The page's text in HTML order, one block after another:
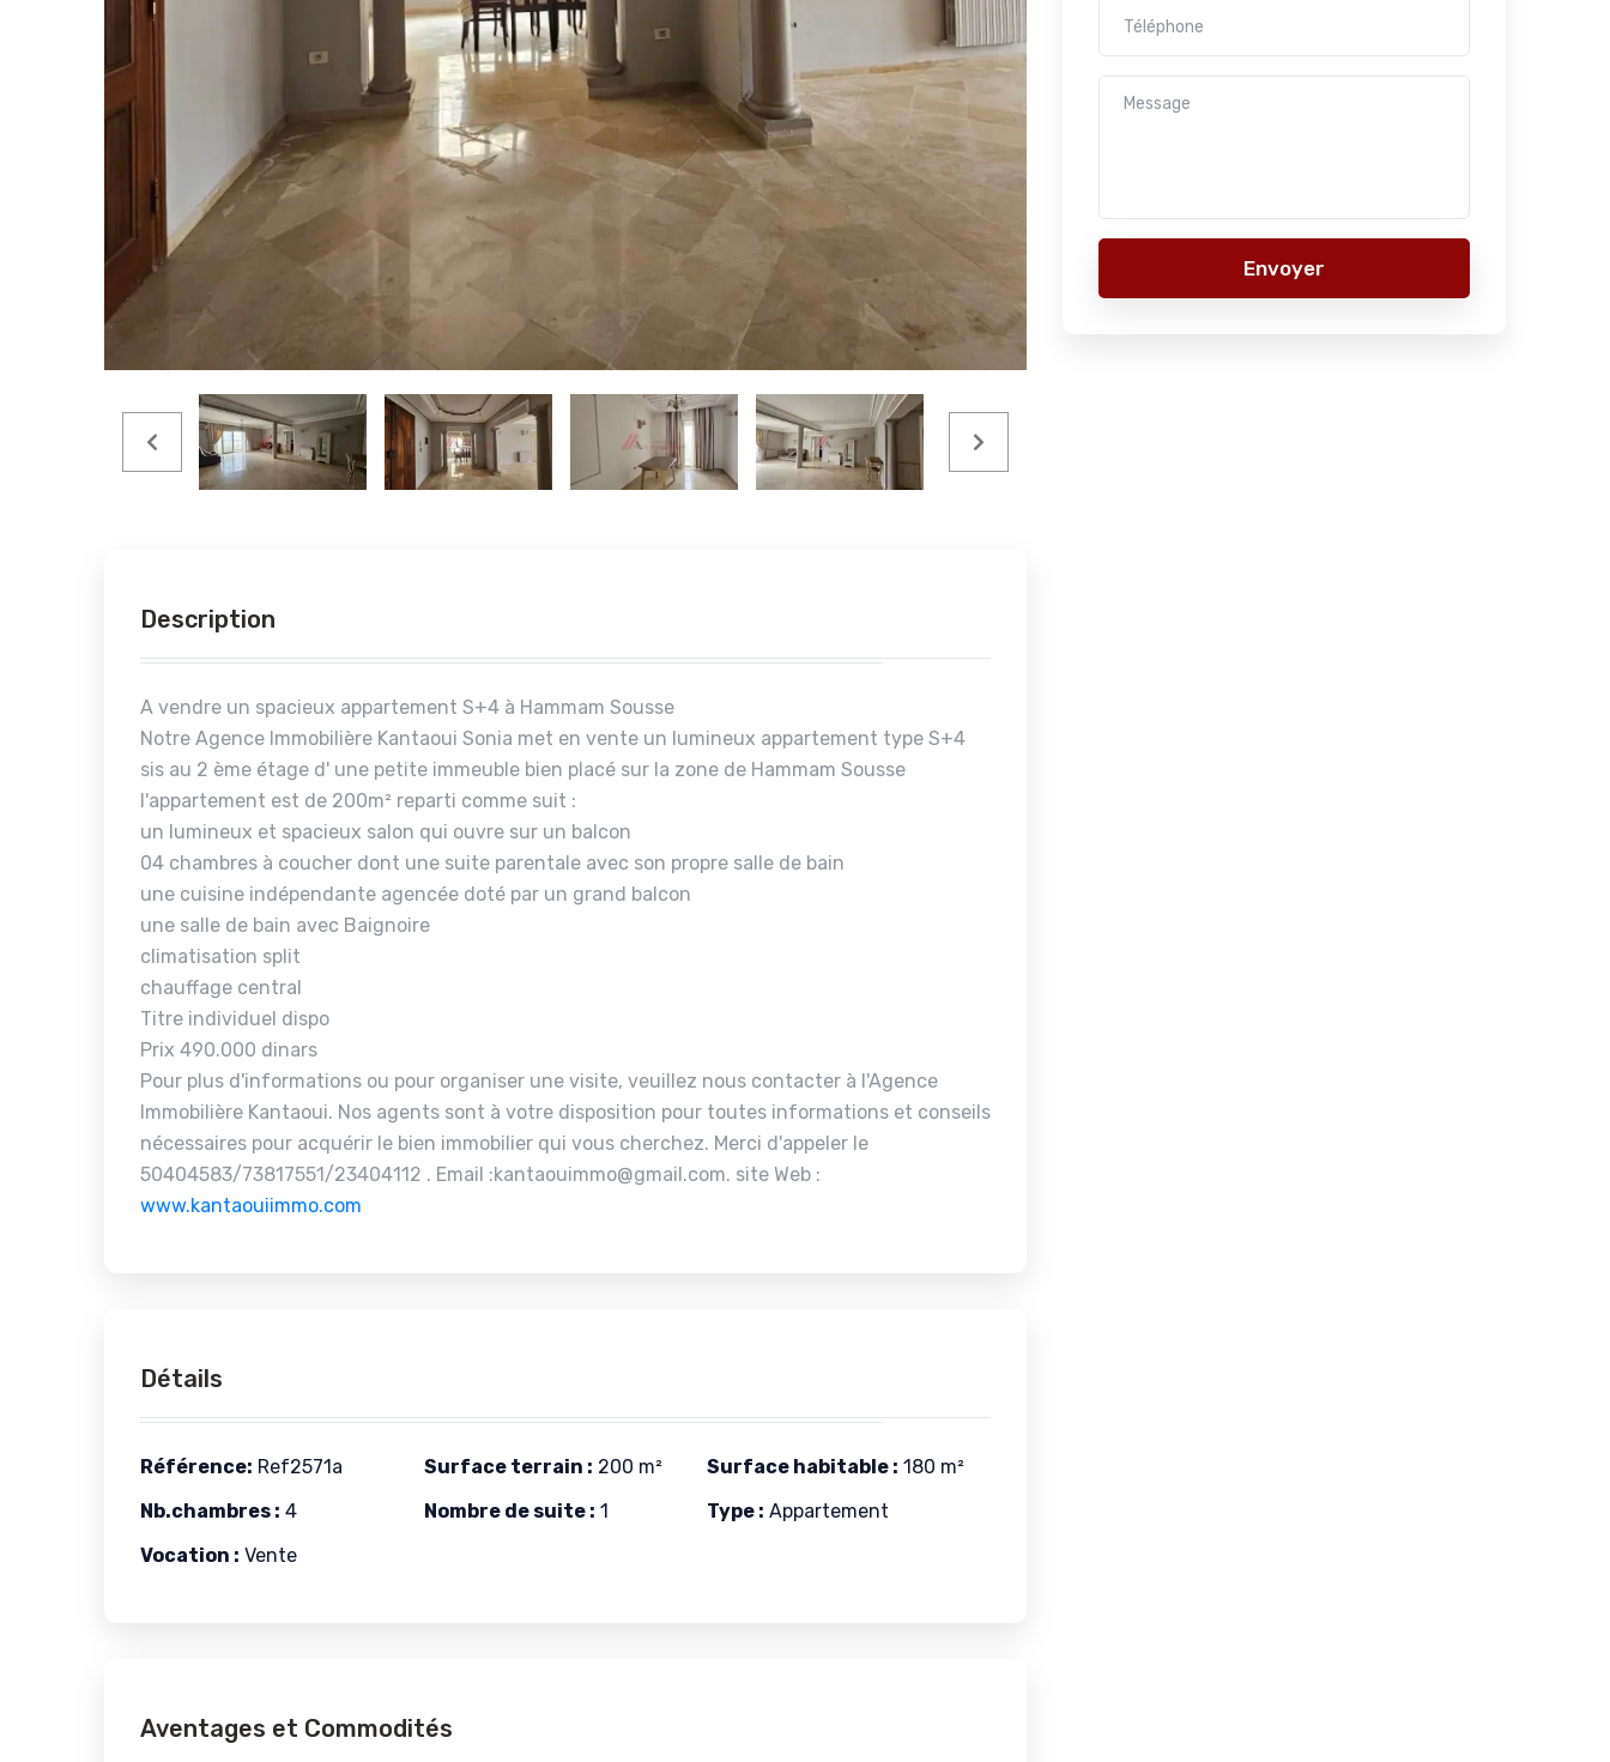
Description
A vendre un spacieux appartement S+4 à Hammam Sousse
Notre Agence Immobilière Kantaoui Sonia met en vente un lumineux appartement type S+4
sis au 2 ème étage d' une petite immeuble bien placé sur la zone de Hammam Sousse
l'appartement est de 200m² reparti comme suit :
un lumineux et spacieux salon qui ouvre sur un balcon
04 chambres à coucher dont une suite parentale avec son propre salle de bain
une cuisine indépendante agencée doté par un grand balcon
une salle de bain avec Baignoire
climatisation split
chauffage central
Titre individuel dispo
Prix 490.000 dinars
Pour plus d'informations ou pour organiser une visite, veuillez nous contacter à l'Agence
Immobilière Kantaoui. Nos agents sont à votre disposition pour toutes informations et conseils
nécessaires pour acquérir le bien immobilier qui vous cherchez. Merci d'appeler le
50404583/73817551/23404112 . Email :kantaouimmo@gmail.com. site Web :
www.kantaouiimmo.com
Détails
Référence: Ref2571a Surface terrain : 200 m² Surface habitable : 180 m²
Nb.chambres : 4 Nombre de suite : 1 Type : Appartement
Vocation : Vente
Aventages et Commodités
Envoyer